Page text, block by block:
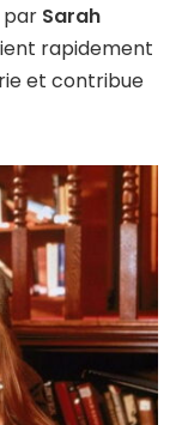
par Sarah
rapidement
et contribue